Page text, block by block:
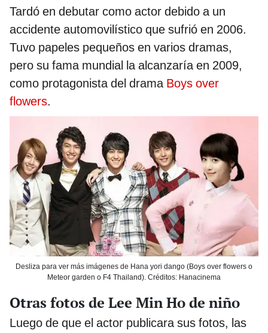
Tardó en debutar como actor debido a un
accidente automovilístico que sufrió en 2006.
Tuvo papeles pequeños en varios dramas,
pero su fama mundial la alcanzaría en 2009,
como protagonista del drama Boys over
flowers.
Desliza para ver más imágenes de Hana yori dango (Boys over flowers o
Meteor garden o F4 Thailand). Créditos: Hanacinema
Otras fotos de Lee Min Ho de niño
Luego de que el actor publicara sus fotos, las